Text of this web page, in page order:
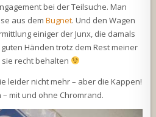
bei der Teilsuche. Man
aus demBugnet. Und den Wagen
einiger der Junx, die damals
Händen trotz dem Rest meiner
sie recht behalten
leider nicht mehr – aber die Kappen!
mit und ohne Chromrand.